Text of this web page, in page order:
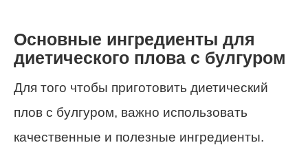
Основные ингредиенты для
диетического плова с булгуром
Для того чтобы приготовить диетический
плов с булгуром, важно использовать
качественные и полезные ингредиенты.